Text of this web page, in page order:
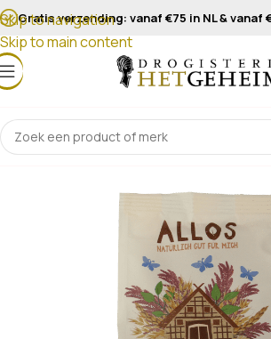
Skip to navigation
Skip to main content
Gratis verzending: vanaf €75 in NL & vanaf